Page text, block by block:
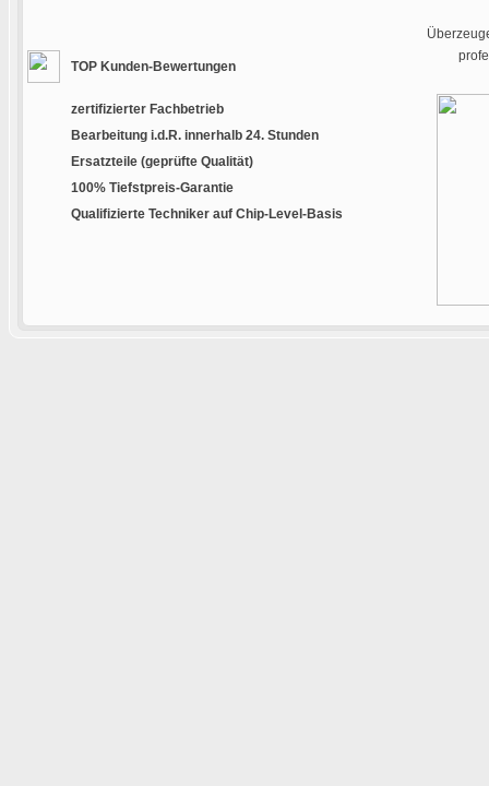
TOP Kunden-Bewertungen
zertifizierter Fachbetrieb
Bearbeitung i.d.R. innerhalb 24. Stunden
Ersatzteile (geprüfte Qualität)
100% Tiefstpreis-Garantie
Qualifizierte Techniker auf Chip-Level-Basis